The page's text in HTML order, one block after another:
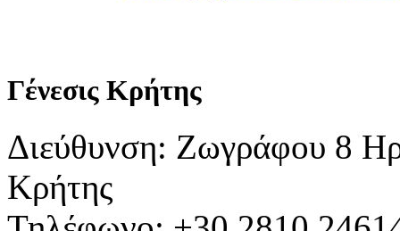
Γένεσις Κρήτης
Διεύθυνση: Ζωγράφου 8
Κρήτης